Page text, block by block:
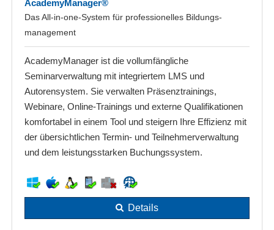
AcademyManager®
Das All-in-one-System für professionelles Bildungs­
management
AcademyManager ist die vollumfängliche
Seminarverwaltung mit integriertem LMS und
Autorensystem. Sie verwalten Präsenztrainings,
Webinare, Online-Trainings und externe Qualifikationen
komfortabel in einem Tool und steigern Ihre Effizienz mit
der übersichtlichen Termin- und Teilnehmerverwaltung
und dem leistungsstarken Buchungssystem.
Details